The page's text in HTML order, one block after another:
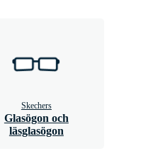
Skechers
Glasögon och
läsglasögon